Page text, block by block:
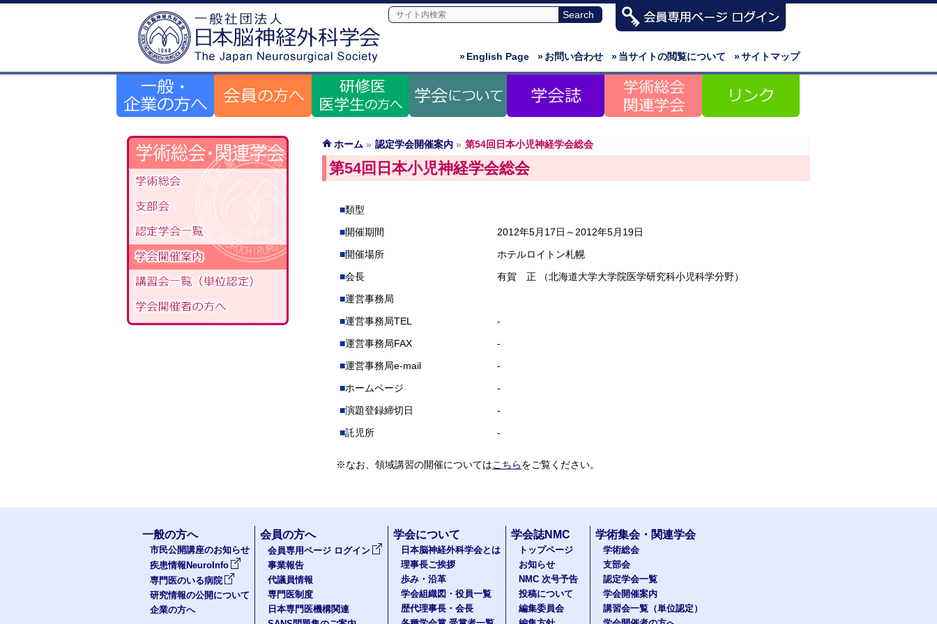
»サイトマップ
»当サイトの閲覧について
»お問い合わせ
»English Page
ホーム » 認定学会開催案内 » 第54回日本小児神経学会総会
第54回日本小児神経学会総会
類型
開催期間
2012年5月17日～2012年5月19日
開催場所
ホテルロイトン札幌
会長
有賀 正 （北海道大学大学院医学研究科小児科学分野）
運営事務局
運営事務局TEL
-
運営事務局FAX
-
運営事務局e-mail
-
ホームページ
-
演題登録締切日
-
託児所
-
※なお、領域講習の開催についてはこちらをご覧ください。
一般の方へ
市民公開講座のお知らせ
疾患情報NeuroInfo
専門医のいる病院
研究情報の公開について
企業の方へ
会員の方へ
会員専用ページ ログイン
事業報告
代議員情報
専門医制度
日本専門医機構関連
学会について
日本脳神経外科学会とは
理事長ご挨拶
歩み・沿革
学会組織図・役員一覧
歴代理事長・会長
学会誌NMC
トップページ
お知らせ
NMC 次号予告
投稿について
編集委員会
学術集会・関連学会
学術総会
支部会
認定学会一覧
学会開催案内
講習会一覧（単位認定）